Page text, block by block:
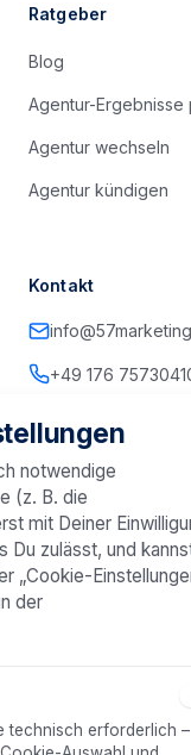
Ratgeber
Blog
Agentur-Ergebnisse
Agentur wechseln
Agentur kündigen
Kontakt
+49 176
Marketing-
Kreuztal Netphen
Bad
notwendige
(z. B. die
mit Deiner
Du zulässt, und
„Cookie-
der
technisch erforderlich –